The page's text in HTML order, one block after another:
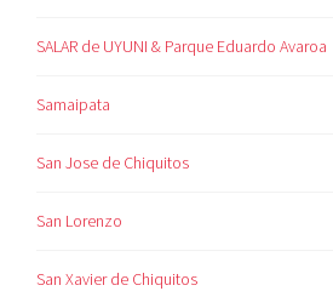
SALAR de UYUNI & Parque Eduardo Avaroa
Samaipata
San Jose de Chiquitos
San Lorenzo
San Xavier de Chiquitos